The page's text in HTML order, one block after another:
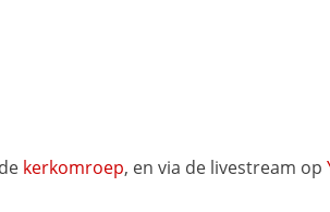
kerkomroep, en via de livestream op